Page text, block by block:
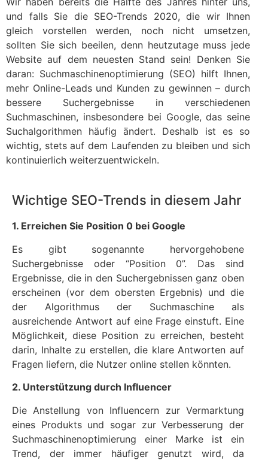
und falls Sie die SEO-Trends 2020, die wir Ihnen
gleich vorstellen werden, noch nicht umsetzen,
sollten Sie sich beeilen, denn heutzutage muss jede
Website auf dem neuesten Stand sein! Denken Sie
daran: Suchmaschinenoptimierung (SEO) hilft Ihnen,
mehr Online-Leads und Kunden zu gewinnen – durch
bessere Suchergebnisse in verschiedenen
Suchmaschinen, insbesondere bei Google, das seine
Suchalgorithmen häufig ändert. Deshalb ist es so
wichtig, stets auf dem Laufenden zu bleiben und sich
kontinuierlich weiterzuentwickeln.
Wichtige SEO-Trends in diesem Jahr
1. Erreichen Sie Position 0 bei Google
Es gibt sogenannte hervorgehobene
Suchergebnisse oder “Position 0”. Das sind
Ergebnisse, die in den Suchergebnissen ganz oben
erscheinen (vor dem obersten Ergebnis) und die
der Algorithmus der Suchmaschine als
ausreichende Antwort auf eine Frage einstuft. Eine
Möglichkeit, diese Position zu erreichen, besteht
darin, Inhalte zu erstellen, die klare Antworten auf
Fragen liefern, die Nutzer online stellen könnten.
2. Unterstützung durch Influencer
Die Anstellung von Influencern zur Vermarktung
eines Produkts und sogar zur Verbesserung der
Suchmaschinenoptimierung einer Marke ist ein
Trend, der immer häufiger genutzt wird, da